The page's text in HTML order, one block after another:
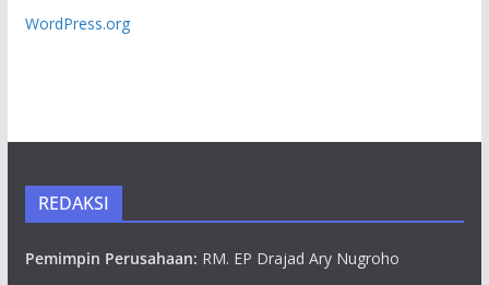
WordPress.org
REDAKSI
Pemimpin Perusahaan: RM. EP Drajad Ary Nugroho